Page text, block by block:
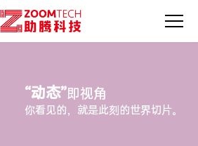
“动态”即视角
你看见的，就是此刻的世界切片。